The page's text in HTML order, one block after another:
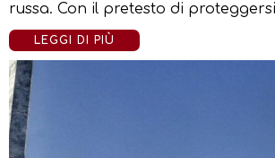
russa. Con il pretesto di
LEGGI DI PIÙ